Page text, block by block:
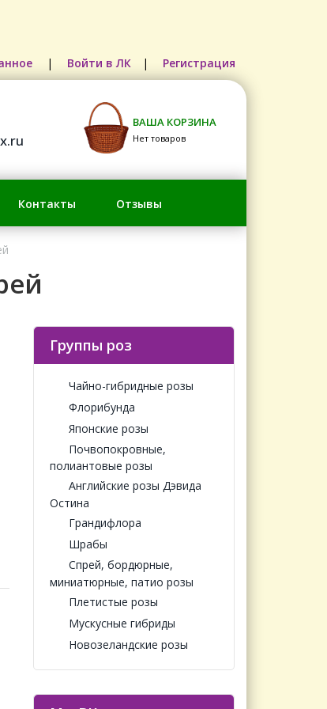
| Войти в ЛК | Регистрация
ВАША КОРЗИНА
Нет товаров
Контакты Отзывы
Группы роз
Чайно-гибридные розы
Флорибунда
Японские розы
Почвопокровные,
полиантовые розы
Английские розы Дэвида
Остина
Грандифлора
Шрабы
Спрей, бордюрные,
миниатюрные, патио розы
Плетистые розы
Мускусные гибриды
Новозеландские розы